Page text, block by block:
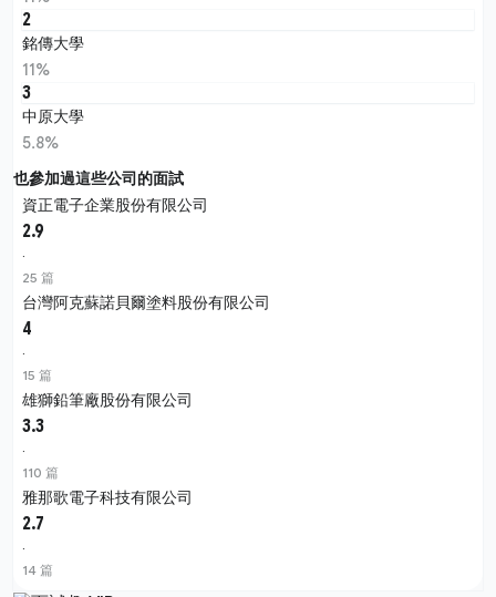
2
銘傳大學
11%
3
中原大學
5.8%
也參加過這些公司的面試
資正電子企業股份有限公司
2.9
·
25 篇
台灣阿克蘇諾貝爾塗料股份有限公司
4
·
15 篇
雄獅鉛筆廠股份有限公司
3.3
·
110 篇
雅那歌電子科技有限公司
2.7
·
14 篇